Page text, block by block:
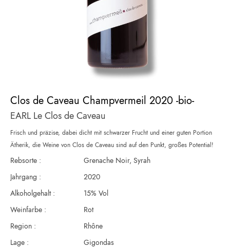
Clos de Caveau Champvermeil 2020 -bio-
EARL Le Clos de Caveau
Frisch und präzise, dabei dicht mit schwarzer Frucht und einer guten Portion
Ätherik, die Weine von Clos de Caveau sind auf den Punkt, großes Potential!
Rebsorte :
Grenache Noir, Syrah
Jahrgang :
2020
Alkoholgehalt :
15% Vol
Weinfarbe :
Rot
Region :
Rhône
Lage :
Gigondas
Anfang
der
Bildergalerie
springen